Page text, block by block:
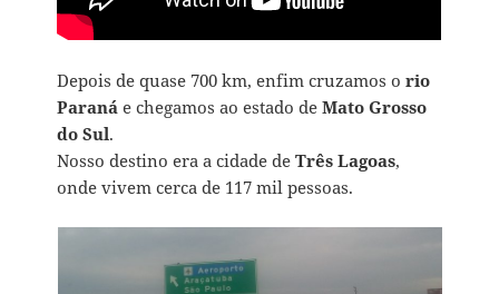
Depois de quase 700 km, enfim cruzamos orio
Paraná e chegamos ao estado deMato Grosso
do Sul.
Nosso destino era a cidade deTrês Lagoas,
onde vivem cerca de 117 mil pessoas.